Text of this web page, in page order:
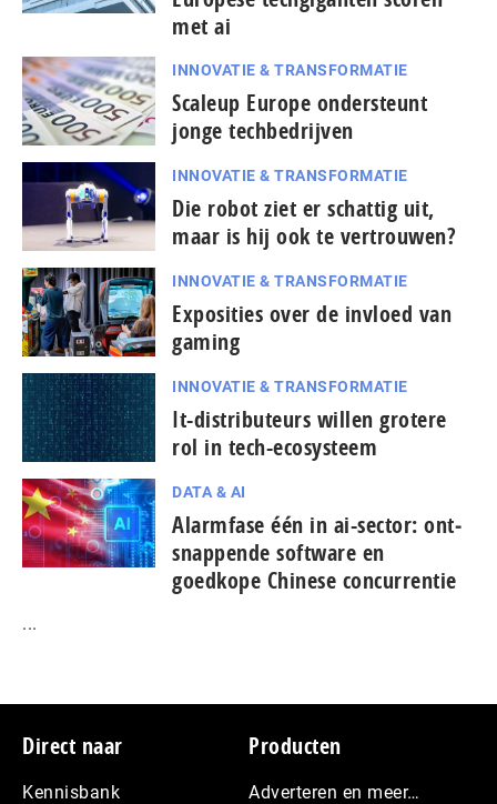
met ai
INNOVATIE & TRANSFORMATIE
Scaleup Europe ondersteunt
jonge techbedrijven
INNOVATIE & TRANSFORMATIE
Die robot ziet er schattig uit,
maar is hij ook te vertrouwen?
INNOVATIE & TRANSFORMATIE
Exposities over de invloed van
gaming
INNOVATIE & TRANSFORMATIE
It-dis­tri­bu­teurs willen grotere
rol in tech-ecosysteem
DATA & AI
Alarmfase één in ai-sector: ont­
snap­pen­de software en
goedkope Chinese con­cur­ren­tie
...
Footer
Direct naar
Kennisbank
Producten
Adverteren en meer…